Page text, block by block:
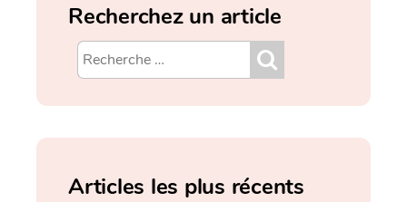
Recherchez un article
Articles les plus récents